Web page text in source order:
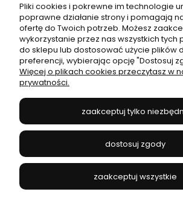
Płatności i dostawa
Informacje
JANEX
504 545 749//E-mail:
Pliki cookies i pokrewne im technologie
poprawne działanie strony i pomagają
ofertę do Twoich potrzeb. Możesz
wykorzystanie przez nas wszystkich tych
do sklepu lub dostosować użycie plików
preferencji, wybierając opcję "Dostosuj
Więcej o plikach cookies przeczytasz w
prywatności.
zaakceptuj tylko
dostosuj zgody
zaakceptuj wszystkie